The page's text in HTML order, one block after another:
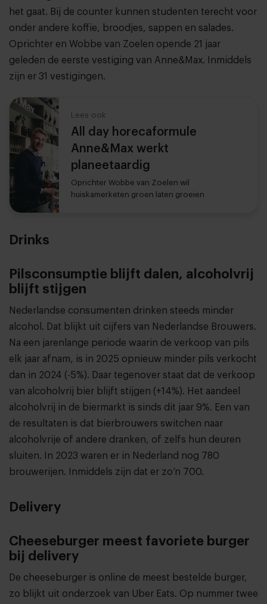
het gaat. Bij de counter kunnen studenten terecht voor
onder andere koffie, broodjes, sappen en salades.
Oprichter en Wobbe van Zoelen opende 21 jaar
geleden de eerste vestiging van Anne&Max. Inmiddels
zijn er 31 vestigingen.
Lees ook
All day horecaformule
Anne&Max werkt
planeetaardig
Oprichter Wobbe van Zoelen wil
huiskamerketen groen laten groeien
Drinks
Pilsconsumptie blijft dalen, alcoholvrij
blijft stijgen
Nederlandse consumenten drinken steeds minder
alcohol. Dat blijkt uit cijfers van Nederlandse Brouwers.
Na een jarenlange periode waarin de verkoop van pils
elk jaar afnam, is in 2025 opnieuw minder pils verkocht
dan in 2024 (-5%). Daar tegenover staat dat de verkoop
van alcoholvrij bier blijft stijgen (+14%). Het aandeel
alcoholvrij in de biermarkt is sinds dit jaar 9%. Een van
de resultaten is dat bierbrouwers switchen naar
alcoholvrije of andere dranken, of zelfs hun deuren
sluiten. In 2023 waren er in Nederland nog 780
brouwerijen. Inmiddels zijn dat er zo’n 700.
Delivery
Cheeseburger meest favoriete burger
bij delivery
De cheeseburger is online de meest bestelde burger,
zo blijkt uit onderzoek van Uber Eats. Op nummer twee